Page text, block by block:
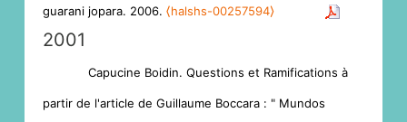
guarani jopara. 2006. ⟨halshs-00257594⟩
2001
Capucine Boidin. Questions et Ramifications à
partir de l'article de Guillaume Boccara : " Mundos